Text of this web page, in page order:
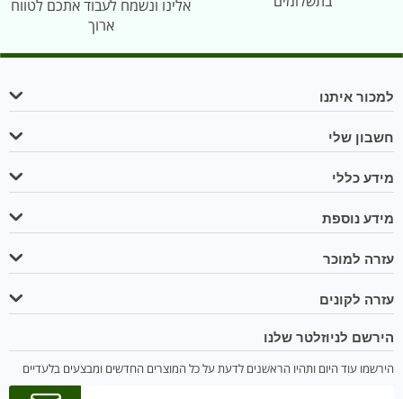
אלינו ונשמח לעבוד אתכם לטווח
ארוך
למכור איתנו
חשבון שלי
מידע כללי
מידע נוספת
עזרה למוכר
עזרה לקונים
הירשם לניוזלטר שלנו
הירשמו עוד היום ותהיו הראשנים לדעת על כל המוצרים החדשים ומבצעים בלעדיים